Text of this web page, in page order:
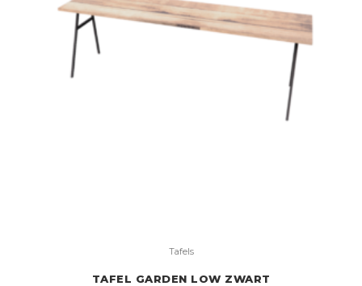
Tafels
TAFEL GARDEN LOW ZWART